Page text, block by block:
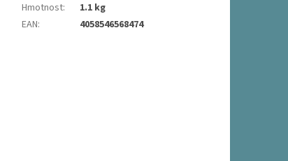
Hmotnost:
1.1 kg
EAN: 4058546568474